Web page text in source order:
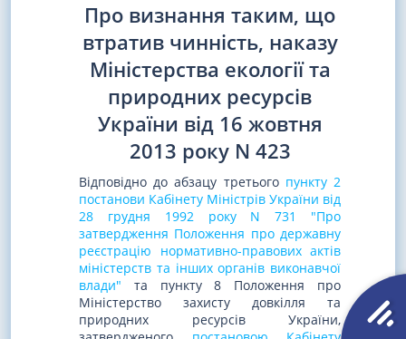
Про визнання таким, що
втратив чинність, наказу
Міністерства екології та
природних ресурсів
України від 16 жовтня
2013 року N 423
Відповідно до абзацу третього пункту 2
постанови Кабінету Міністрів України від
28 грудня 1992 року N 731 "Про
затвердження Положення про державну
реєстрацію нормативно-правових актів
міністерств та інших органів виконавчої
влади" та пункту 8 Положення про
Міністерство захисту довкілля та
природних ресурсів України,